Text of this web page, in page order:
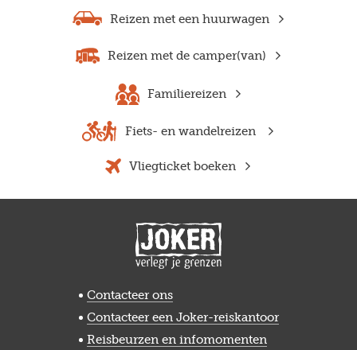
Reizen met een huurwagen
Reizen met de camper(van)
Familiereizen
Fiets- en wandelreizen
Vliegticket boeken
Contacteer ons
Contacteer een Joker-reiskantoor
Reisbeurzen en infomomenten